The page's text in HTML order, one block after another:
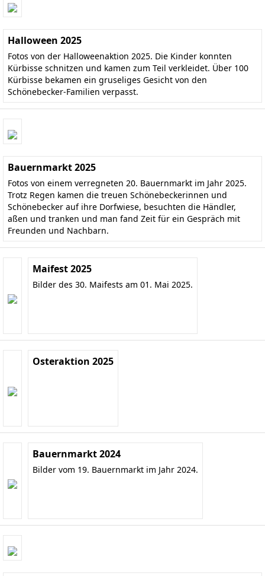
Halloween 2025
Fotos von der Halloweenaktion 2025. Die Kinder konnten
Kürbisse schnitzen und kamen zum Teil verkleidet. Über 100
Kürbisse bekamen ein gruseliges Gesicht von den
Schönebecker-Familien verpasst.
Bauernmarkt 2025
Fotos von einem verregneten 20. Bauernmarkt im Jahr 2025.
Trotz Regen kamen die treuen Schönebeckerinnen und
Schönebecker auf ihre Dorfwiese, besuchten die Händler,
aßen und tranken und man fand Zeit für ein Gespräch mit
Freunden und Nachbarn.
Maifest 2025
Bilder des 30. Maifests am 01. Mai 2025.
Osteraktion 2025
Bauernmarkt 2024
Bilder vom 19. Bauernmarkt im Jahr 2024.